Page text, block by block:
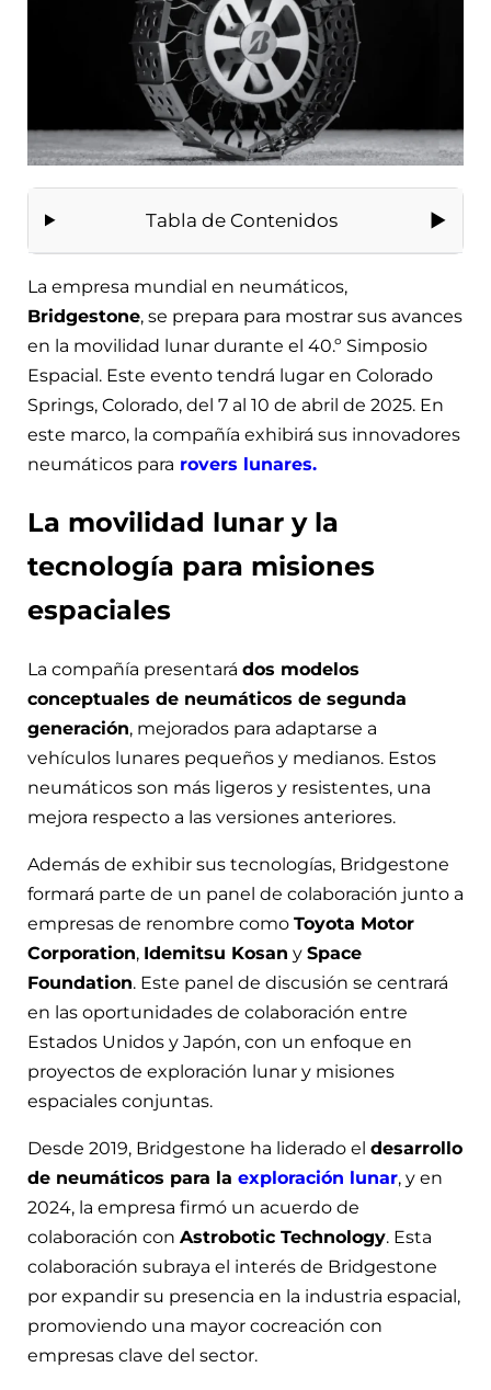
Tabla de Contenidos
La empresa mundial en neumáticos,
Bridgestone, se prepara para mostrar sus avances
en la movilidad lunar durante el 40.º Simposio
Espacial. Este evento tendrá lugar en Colorado
Springs, Colorado, del 7 al 10 de abril de 2025. En
este marco, la compañía exhibirá sus innovadores
neumáticos para rovers lunares.
La movilidad lunar y la
tecnología para misiones
espaciales
La compañía presentará dos modelos
conceptuales de neumáticos de segunda
generación, mejorados para adaptarse a
vehículos lunares pequeños y medianos. Estos
neumáticos son más ligeros y resistentes, una
mejora respecto a las versiones anteriores.
Además de exhibir sus tecnologías, Bridgestone
formará parte de un panel de colaboración junto a
empresas de renombre como Toyota Motor
Corporation, Idemitsu Kosan y Space
Foundation. Este panel de discusión se centrará
en las oportunidades de colaboración entre
Estados Unidos y Japón, con un enfoque en
proyectos de exploración lunar y misiones
espaciales conjuntas.
Desde 2019, Bridgestone ha liderado el desarrollo
de neumáticos para la exploración lunar, y en
2024, la empresa firmó un acuerdo de
colaboración con Astrobotic Technology. Esta
colaboración subraya el interés de Bridgestone
por expandir su presencia en la industria espacial,
promoviendo una mayor cocreación con
empresas clave del sector.